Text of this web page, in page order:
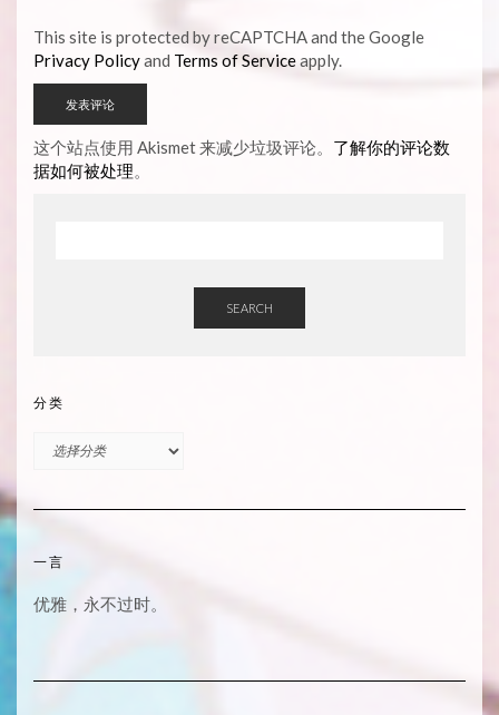
This site is protected by reCAPTCHA and the Google
Privacy Policyand Terms of Serviceapply.
这个站点使用 Akismet 来减少垃圾评论。 了解你的评论数
据如何被处理。
SEARCH
分类
一言
优雅，永不过时。